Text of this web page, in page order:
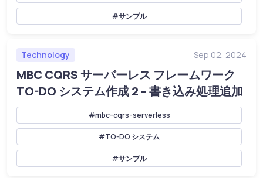
#サンプル
Technology Sep 02, 2024
MBC CQRS サーバーレス フレームワーク
TO-DO システム作成 2 – 書き込み処理追加
#mbc-cqrs-serverless
#TO-DO システム
#サンプル